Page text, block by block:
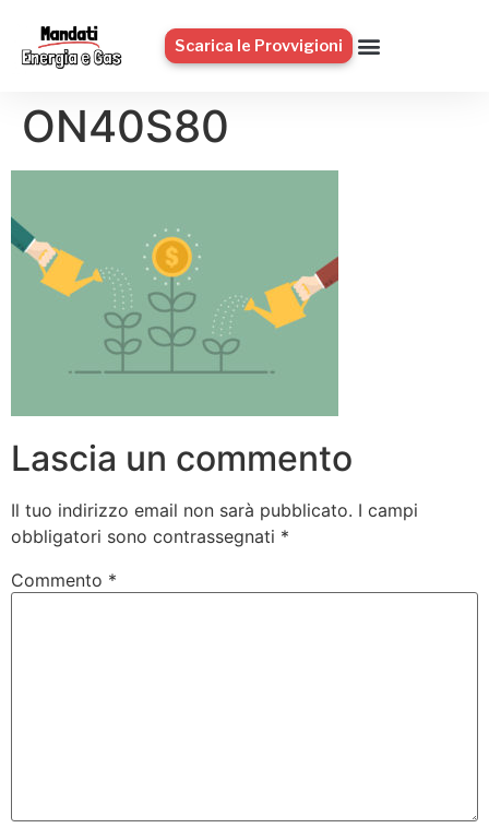
Scarica le Provvigioni
ON40S80
Lascia un commento
Il tuo indirizzo email non sarà pubblicato. I campi
obbligatori sono contrassegnati *
Commento *